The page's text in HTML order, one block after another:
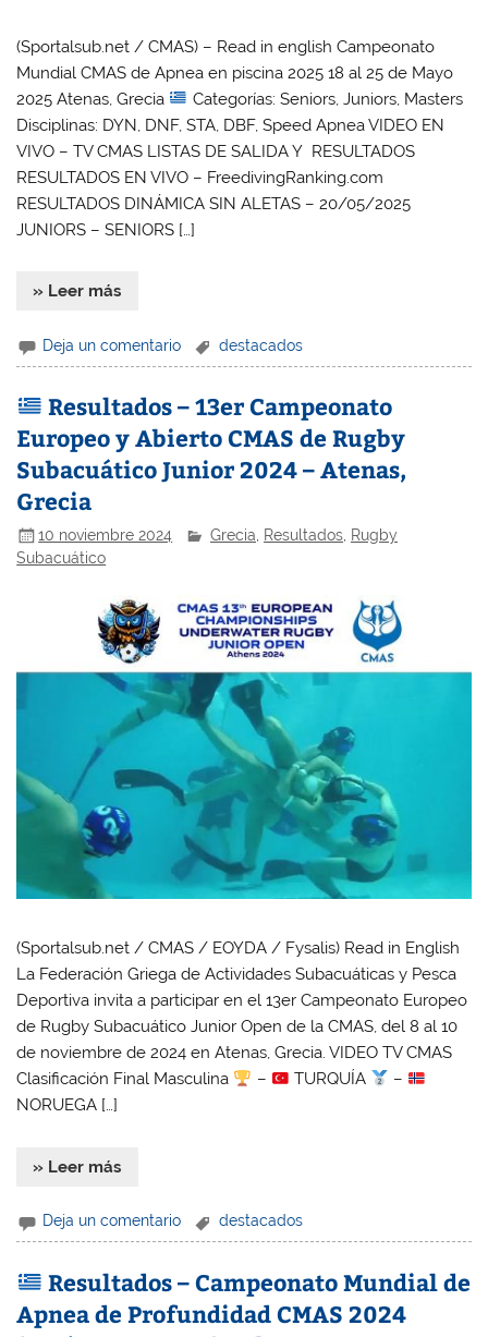
(Sportalsub.net / CMAS) – Read in english Campeonato
Mundial CMAS de Apnea en piscina 2025 18 al 25 de Mayo
2025 Atenas, Grecia
Categorías: Seniors, Juniors, Masters
Disciplinas: DYN, DNF, STA, DBF, Speed Apnea VIDEO EN
VIVO – TV CMAS LISTAS DE SALIDA Y RESULTADOS
RESULTADOS EN VIVO – FreedivingRanking.com
RESULTADOS DINÁMICA SIN ALETAS – 20/05/2025
JUNIORS – SENIORS […]
» Leer más
Deja un comentario destacados
Resultados – 13er Campeonato
Europeo y Abierto CMAS de Rugby
Subacuático Junior 2024 – Atenas,
Grecia
10 noviembre 2024 Grecia Resultados Rugby
Subacuático
(Sportalsub.net / CMAS / EOYDA / Fysalis) Read in English
La Federación Griega de Actividades Subacuáticas y Pesca
Deportiva invita a participar en el 13er Campeonato Europeo
de Rugby Subacuático Junior Open de la CMAS, del 8 al 10
de noviembre de 2024 en Atenas, Grecia. VIDEO TV CMAS
Clasificación Final Masculina
– TURQUÍA
–
NORUEGA […]
» Leer más
Deja un comentario destacados
Resultados – Campeonato Mundial de
Apnea de Profundidad CMAS 2024